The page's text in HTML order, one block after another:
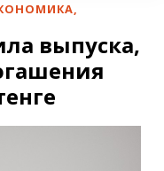
,
выпуска,